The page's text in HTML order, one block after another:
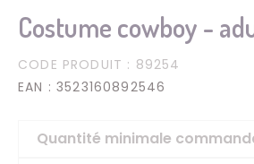
Costume cowboy -
CODE PRODUIT : 89254
EAN : 3523160892546
Quantité minimale